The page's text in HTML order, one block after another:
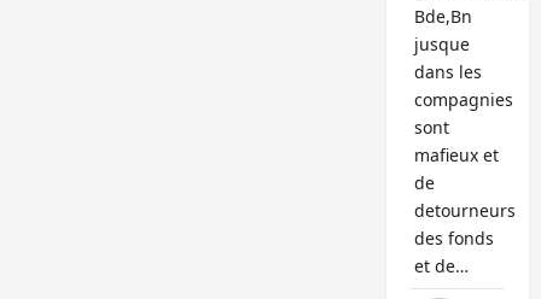
Bde,Bn
jusque
dans les
compagnies
sont
mafieux et
de
detourneurs
des fonds
et de…